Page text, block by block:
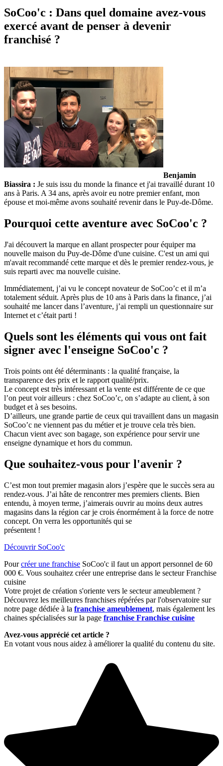
SoCoo'c : Dans quel domaine avez-vous
exercé avant de penser à devenir
franchisé ?
Benjamin
Biassira : Je suis issu du monde la finance et j'ai travaillé durant 10
ans à Paris. A 34 ans, après avoir eu notre premier enfant, mon
épouse et moi-même avons souhaité revenir dans le Puy-de-Dôme.
Pourquoi cette aventure avec SoCoo'c ?
J'ai découvert la marque en allant prospecter pour équiper ma
nouvelle maison du Puy-de-Dôme d'une cuisine. C'est un ami qui
m'avait recommandé cette marque et dès le premier rendez-vous, je
suis reparti avec ma nouvelle cuisine.
Immédiatement, j’ai vu le concept novateur de SoCoo’c et il m’a
totalement séduit. Après plus de 10 ans à Paris dans la finance, j’ai
souhaité me lancer dans l’aventure, j’ai rempli un questionnaire sur
Internet et c’était parti !
Quels sont les éléments qui vous ont fait
signer avec l'enseigne SoCoo'c ?
Trois points ont été déterminants : la qualité française, la
transparence des prix et le rapport qualité/prix.
Le concept est très intéressant et la vente est différente de ce que
l’on peut voir ailleurs : chez SoCoo’c, on s’adapte au client, à son
budget et à ses besoins.
D’ailleurs, une grande partie de ceux qui travaillent dans un magasin
SoCoo’c ne viennent pas du métier et je trouve cela très bien.
Chacun vient avec son bagage, son expérience pour servir une
enseigne dynamique et hors du commun.
Que souhaitez-vous pour l'avenir ?
C’est mon tout premier magasin alors j’espère que le succès sera au
rendez-vous. J’ai hâte de rencontrer mes premiers clients. Bien
entendu, à moyen terme, j’aimerais ouvrir au moins deux autres
magasins dans la région car je crois énormément à la force de notre
concept. On verra les opportunités qui se
présentent !
Découvrir SoCoo'c
Pourcréer une franchise SoCoo'c il faut un apport personnel de 60
000 €. Vous souhaitez créer une entreprise dans le secteur Franchise
cuisine
Votre projet de création s'oriente vers le secteur ameublement ?
Découvrez les meilleures franchises répérées par l'observatoire sur
notre page dédiée à la franchise ameublement, mais également les
chaines spécialisées sur la page franchise Franchise cuisine
Avez-vous apprécié cet article ?
En votant vous nous aidez à améliorer la qualité du contenu du site.